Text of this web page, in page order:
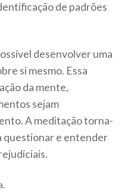
de padrões
desenvolver uma
si mesmo. Essa
da mente,
sejam
A meditação torna-
questionar e entender